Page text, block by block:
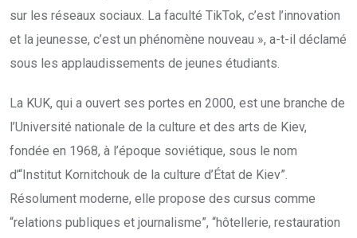
sur les réseaux sociaux. La faculté TikTok, c’est l’innovation
et la jeunesse, c’est un phénomène nouveau », a-t-il déclamé
sous les applaudissements de jeunes étudiants.
La KUK, qui a ouvert ses portes en 2000, est une branche de
l’Université nationale de la culture et des arts de Kiev,
fondée en 1968, à l’époque soviétique, sous le nom
d’“Institut Kornitchouk de la culture d’État de Kiev”.
Résolument moderne, elle propose des cursus comme
“relations publiques et journalisme”, “hôtellerie, restauration